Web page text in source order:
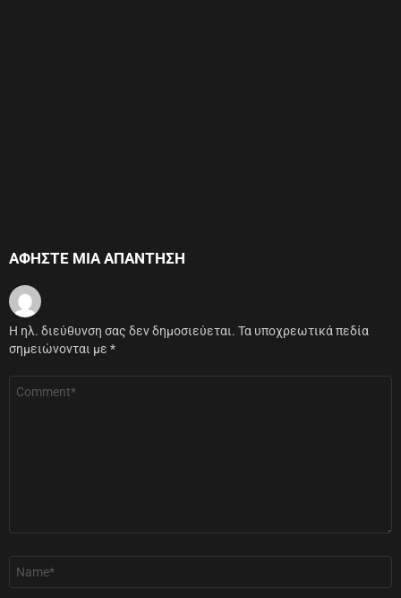
ΑΦΉΣΤΕ ΜΙΑ ΑΠΆΝΤΗΣΗ
Η ηλ. διεύθυνση σας δεν δημοσιεύεται. Τα υποχρεωτικά πεδία
σημειώνονται με *
Σχόλιο
Όνομα